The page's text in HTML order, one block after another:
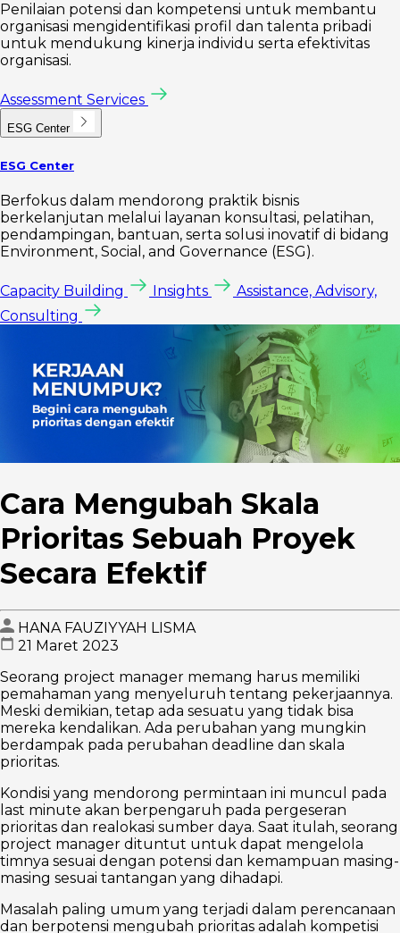
Penilaian potensi dan kompetensi untuk membantu
organisasi mengidentifikasi profil dan talenta pribadi
untuk mendukung kinerja individu serta efektivitas
organisasi.
Assessment Services
ESG Center
ESG Center
Berfokus dalam mendorong praktik bisnis
berkelanjutan melalui layanan konsultasi, pelatihan,
pendampingan, bantuan, serta solusi inovatif di bidang
Environment, Social, and Governance (ESG).
Capacity Building Insights
Assistance, Advisory,
Consulting
Cara Mengubah Skala
Prioritas Sebuah Proyek
Secara Efektif
HANA FAUZIYYAH LISMA
21 Maret 2023
Seorang project manager memang harus memiliki
pemahaman yang menyeluruh tentang pekerjaannya.
Meski demikian, tetap ada sesuatu yang tidak bisa
mereka kendalikan. Ada perubahan yang mungkin
berdampak pada perubahan deadline dan skala
prioritas.
Kondisi yang mendorong permintaan ini muncul pada
last minute akan berpengaruh pada pergeseran
prioritas dan realokasi sumber daya. Saat itulah, seorang
project manager dituntut untuk dapat mengelola
timnya sesuai dengan potensi dan kemampuan masing-
masing sesuai tantangan yang dihadapi.
Masalah paling umum yang terjadi dalam perencanaan
dan berpotensi mengubah prioritas adalah kompetisi